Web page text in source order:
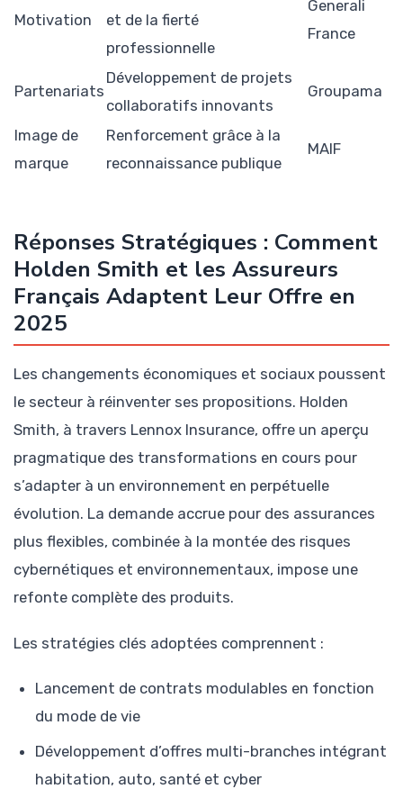
Motivation
et de la fierté
professionnelle
Generali
France
Partenariats
Développement de projets
collaboratifs innovants
Groupama
Image de
marque
Renforcement grâce à la
reconnaissance publique
MAIF
Réponses Stratégiques : Comment
Holden Smith et les Assureurs
Français Adaptent Leur Offre en
2025
Les changements économiques et sociaux poussent
le secteur à réinventer ses propositions. Holden
Smith, à travers Lennox Insurance, offre un aperçu
pragmatique des transformations en cours pour
s’adapter à un environnement en perpétuelle
évolution. La demande accrue pour des assurances
plus flexibles, combinée à la montée des risques
cybernétiques et environnementaux, impose une
refonte complète des produits.
Les stratégies clés adoptées comprennent :
Lancement de contrats modulables en fonction
du mode de vie
Développement d’offres multi-branches intégrant
habitation, auto, santé et cyber